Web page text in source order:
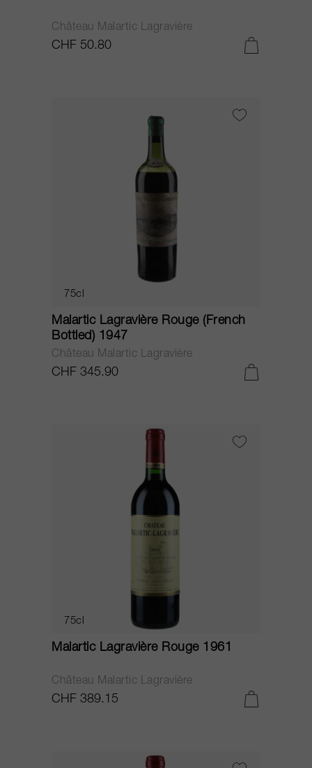
Château Malartic Lagravière
CHF 50.80
75cl
Malartic Lagravière Rouge (French
Bottled) 1947
Château Malartic Lagravière
CHF 345.90
75cl
Malartic Lagravière Rouge 1961
Château Malartic Lagravière
CHF 389.15